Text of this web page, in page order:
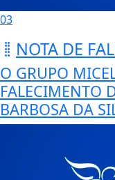
03
NOTA DE
O GRUPO
FALECIMENTO
BARBOSA DA